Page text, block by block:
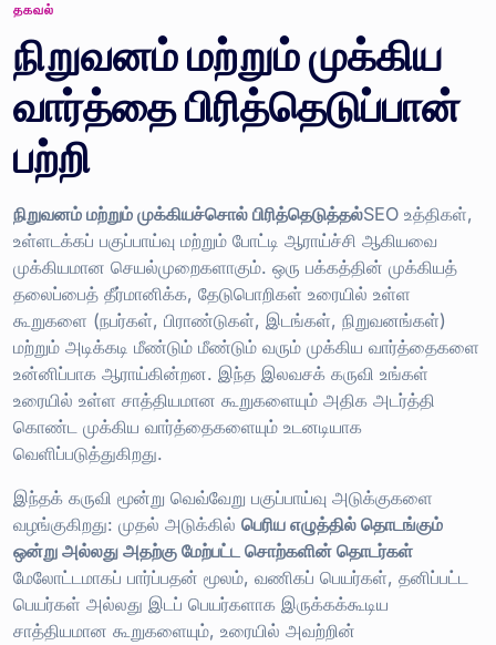
தகவல்
நிறுவனம் மற்றும் முக்கிய
வார்த்தை பிரித்தெடுப்பான்
பற்றி
நிறுவனம் மற்றும் முக்கியச்சொல் பிரித்தெடுத்தல்SEO உத்திகள்,
உள்ளடக்கப் பகுப்பாய்வு மற்றும் போட்டி ஆராய்ச்சி ஆகியவை
முக்கியமான செயல்முறைகளாகும். ஒரு பக்கத்தின் முக்கியத்
தலைப்பைத் தீர்மானிக்க, தேடுபொறிகள் உரையில் உள்ள
கூறுகளை (நபர்கள், பிராண்டுகள், இடங்கள், நிறுவனங்கள்)
மற்றும் அடிக்கடி மீண்டும் மீண்டும் வரும் முக்கிய வார்த்தைகளை
உன்னிப்பாக ஆராய்கின்றன. இந்த இலவசக் கருவி உங்கள்
உரையில் உள்ள சாத்தியமான கூறுகளையும் அதிக அடர்த்தி
கொண்ட முக்கிய வார்த்தைகளையும் உடனடியாக
வெளிப்படுத்துகிறது.
இந்தக் கருவி மூன்று வெவ்வேறு பகுப்பாய்வு அடுக்குகளை
வழங்குகிறது: முதல் அடுக்கில் பெரிய எழுத்தில் தொடங்கும்
ஒன்று அல்லது அதற்கு மேற்பட்ட சொற்களின் தொடர்கள்
மேலோட்டமாகப் பார்ப்பதன் மூலம், வணிகப் பெயர்கள், தனிப்பட்ட
பெயர்கள் அல்லது இடப் பெயர்களாக இருக்கக்கூடிய
சாத்தியமான கூறுகளையும், உரையில் அவற்றின்